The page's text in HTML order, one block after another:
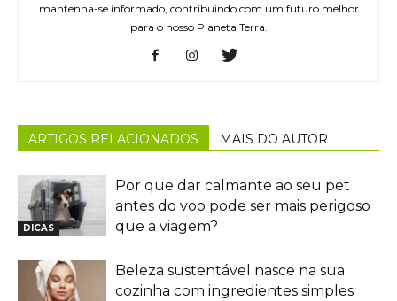
mantenha-se informado, contribuindo com um futuro melhor
para o nosso Planeta Terra.
ARTIGOS RELACIONADOS MAIS DO AUTOR
DICAS
Por que dar calmante ao seu pet
antes do voo pode ser mais perigoso
que a viagem?
Beleza sustentável nasce na sua
cozinha com ingredientes simples